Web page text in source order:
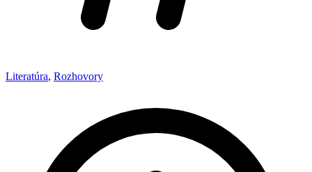
Literatúra, Rozhovory